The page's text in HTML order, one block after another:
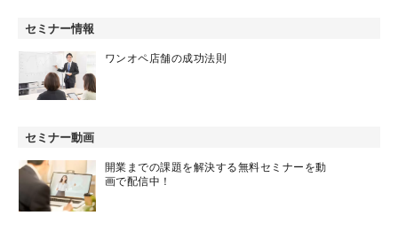
セミナー情報
ワンオペ店舗の成功法則
セミナー動画
開業までの課題を解決する無料セミナーを動
画で配信中！